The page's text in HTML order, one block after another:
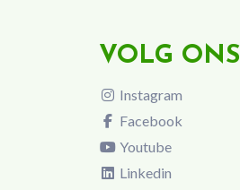
VOLG ONS
Instagram
Facebook
Youtube
Linkedin